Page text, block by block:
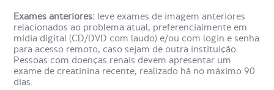
Ressonância Magnética de
Coluna Cervical?
Este tipo de ressonância é utilizado para detectar
problemas nas vértebras dessa região, como hérnia de
disco, desgastes e degeneração das articulações,
Exames anteriores: leve exames de imagem anteriores
relacionados ao problema atual, preferencialmente em
mídia digital (CD/DVD com laudo) e/ou com login e senha
para acesso remoto, caso sejam de outra instituição.
Pessoas com doenças renais devem apresentar um
exame de creatinina recente, realizado há no máximo 90
dias.